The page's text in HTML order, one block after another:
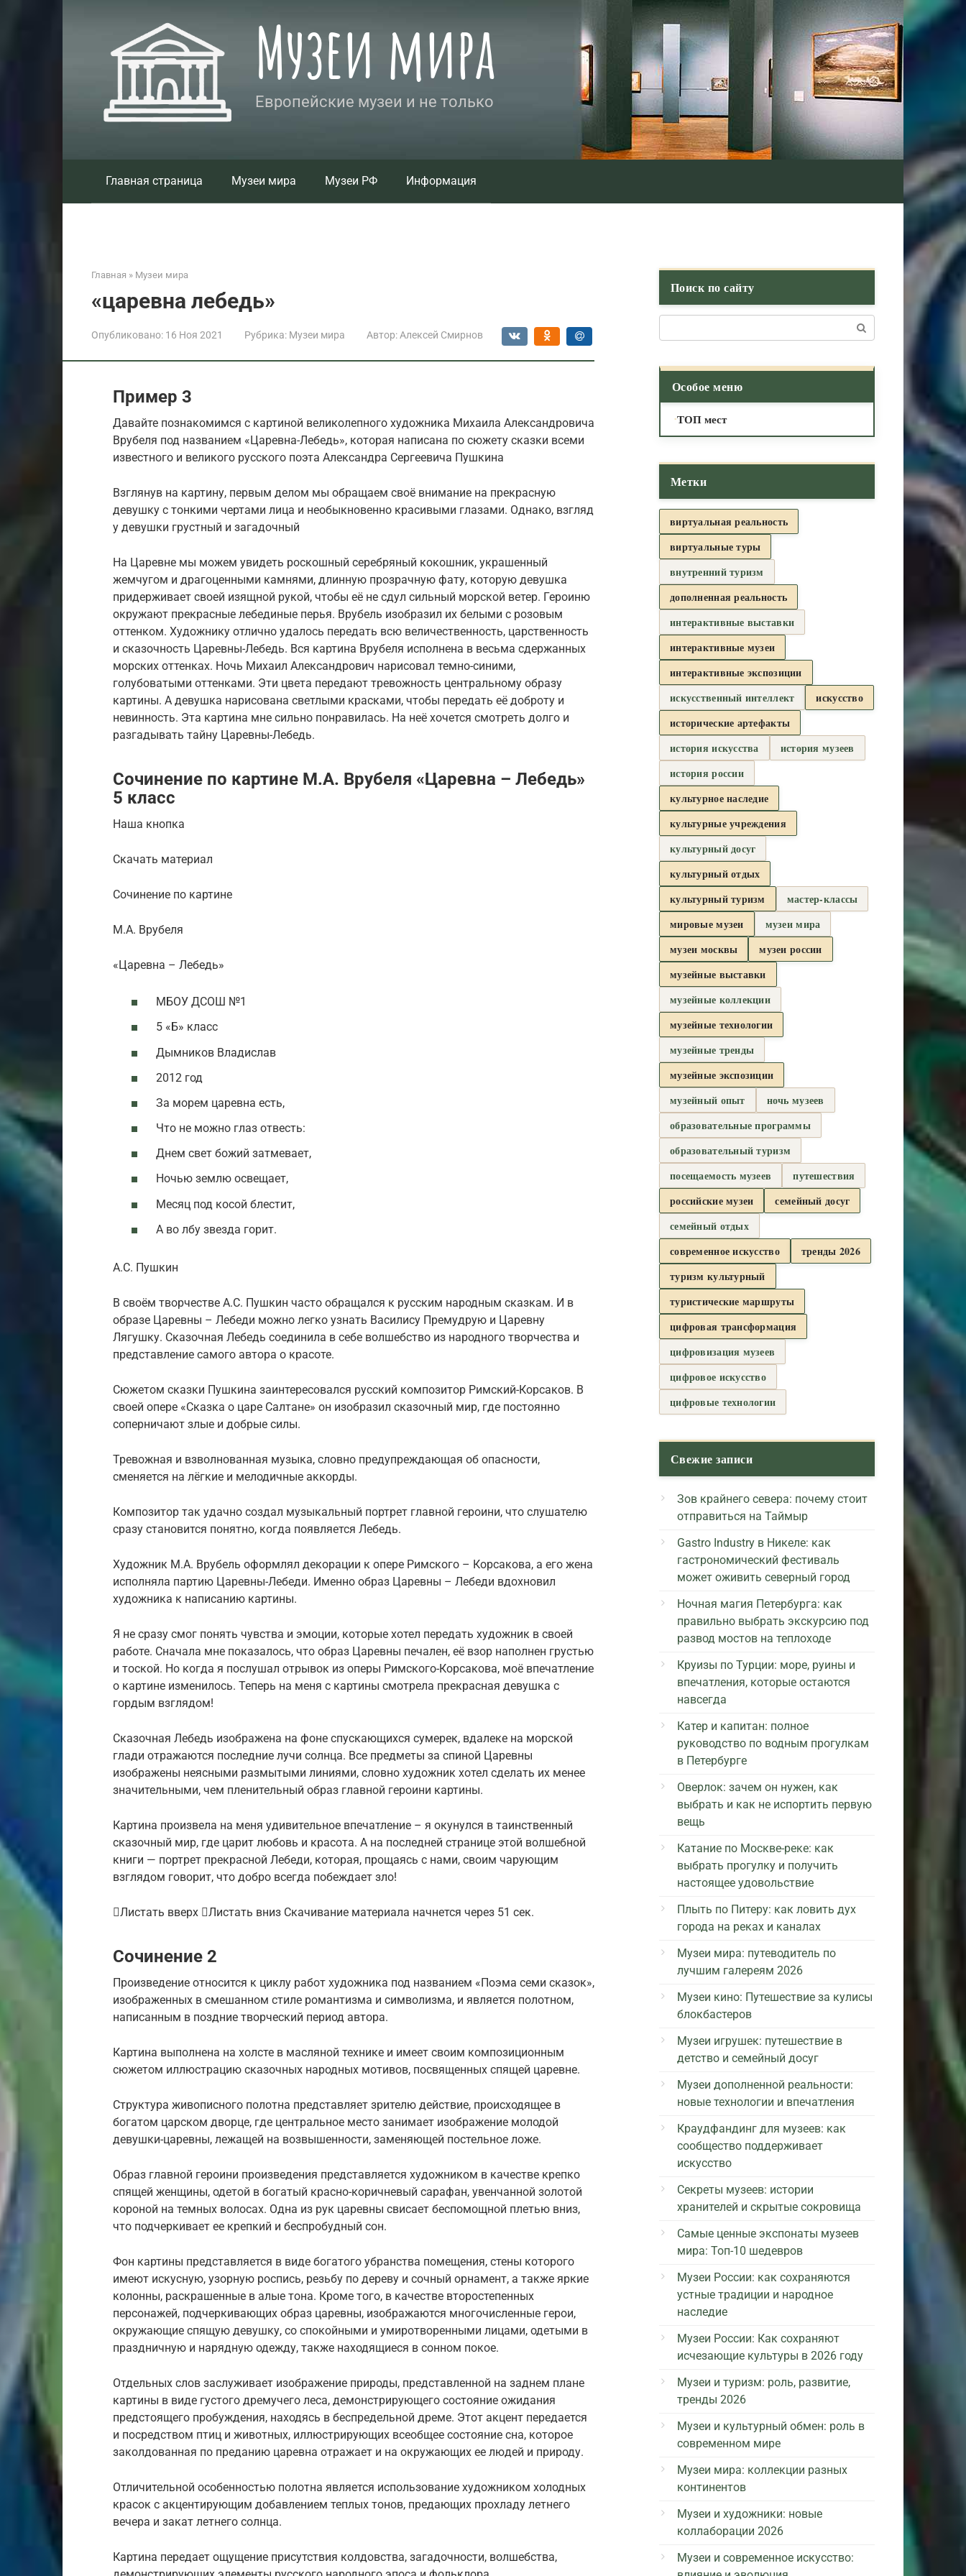
Музеи мира
Европейские музеи и не только
Главная страница Музеи мира Музеи РФ Информация
Главная » Музеи мира
«царевна лебедь»
Опубликовано: 16 Ноя 2021 Рубрика: Музеи мира Автор: Алексей Смирнов
Пример 3
Давайте познакомимся с картиной великолепного художника Михаила Александровича
Врубеля под названием «Царевна-Лебедь», которая написана по сюжету сказки всеми
известного и великого русского поэта Александра Сергеевича Пушкина
Взглянув на картину, первым делом мы обращаем своё внимание на прекрасную
девушку с тонкими чертами лица и необыкновенно красивыми глазами. Однако, взгляд
у девушки грустный и загадочный
На Царевне мы можем увидеть роскошный серебряный кокошник, украшенный
жемчугом и драгоценными камнями, длинную прозрачную фату, которую девушка
придерживает своей изящной рукой, чтобы её не сдул сильный морской ветер. Героиню
окружают прекрасные лебединые перья. Врубель изобразил их белыми с розовым
оттенком. Художнику отлично удалось передать всю величественность, царственность
и сказочность Царевны-Лебедь. Вся картина Врубеля исполнена в весьма сдержанных
морских оттенках. Ночь Михаил Александрович нарисовал темно-синими,
голубоватыми оттенками. Эти цвета передают тревожность центральному образу
картины. А девушка нарисована светлыми красками, чтобы передать её доброту и
невинность. Эта картина мне сильно понравилась. На неё хочется смотреть долго и
разгадывать тайну Царевны-Лебедь.
Сочинение по картине М.А. Врубеля «Царевна – Лебедь»
5 класс
Наша кнопка
Скачать материал
Сочинение по картине
М.А. Врубеля
«Царевна – Лебедь»
МБОУ ДСОШ №1
5 «Б» класс
Дымников Владислав
2012 год
За морем царевна есть,
Что не можно глаз отвесть:
Днем свет божий затмевает,
Ночью землю освещает,
Месяц под косой блестит,
А во лбу звезда горит.
А.С. Пушкин
В своём творчестве А.С. Пушкин часто обращался к русским народным сказкам. И в
образе Царевны – Лебеди можно легко узнать Василису Премудрую и Царевну
Лягушку. Сказочная Лебедь соединила в себе волшебство из народного творчества и
представление самого автора о красоте.
Сюжетом сказки Пушкина заинтересовался русский композитор Римский-Корсаков. В
своей опере «Сказка о царе Салтане» он изобразил сказочный мир, где постоянно
соперничают злые и добрые силы.
Тревожная и взволнованная музыка, словно предупреждающая об опасности,
сменяется на лёгкие и мелодичные аккорды.
Композитор так удачно создал музыкальный портрет главной героини, что слушателю
сразу становится понятно, когда появляется Лебедь.
Художник М.А. Врубель оформлял декорации к опере Римского – Корсакова, а его жена
исполняла партию Царевны-Лебеди. Именно образ Царевны – Лебеди вдохновил
художника к написанию картины.
Я не сразу смог понять чувства и эмоции, которые хотел передать художник в своей
работе. Сначала мне показалось, что образ Царевны печален, её взор наполнен грустью
и тоской. Но когда я послушал отрывок из оперы Римского-Корсакова, моё впечатление
о картине изменилось. Теперь на меня с картины смотрела прекрасная девушка с
гордым взглядом!
Сказочная Лебедь изображена на фоне спускающихся сумерек, вдалеке на морской
глади отражаются последние лучи солнца. Все предметы за спиной Царевны
изображены неясными размытыми линиями, словно художник хотел сделать их менее
значительными, чем пленительный образ главной героини картины.
Картина произвела на меня удивительное впечатление – я окунулся в таинственный
сказочный мир, где царит любовь и красота. А на последней странице этой волшебной
книги — портрет прекрасной Лебеди, которая, прощаясь с нами, своим чарующим
взглядом говорит, что добро всегда побеждает зло!
Листать вверх Листать вниз Скачивание материала начнется через 51 сек.
Сочинение 2
Произведение относится к циклу работ художника под названием «Поэма семи сказок»,
изображенных в смешанном стиле романтизма и символизма, и является полотном,
написанным в поздние творческий период автора.
Картина выполнена на холсте в масляной технике и имеет своим композиционным
сюжетом иллюстрацию сказочных народных мотивов, посвященных спящей царевне.
Структура живописного полотна представляет зрителю действие, происходящее в
богатом царском дворце, где центральное место занимает изображение молодой
девушки-царевны, лежащей на возвышенности, заменяющей постельное ложе.
Образ главной героини произведения представляется художником в качестве крепко
спящей женщины, одетой в богатый красно-коричневый сарафан, увенчанной золотой
короной на темных волосах. Одна из рук царевны свисает беспомощной плетью вниз,
что подчеркивает ее крепкий и беспробудный сон.
Фон картины представляется в виде богатого убранства помещения, стены которого
имеют искусную, узорную роспись, резьбу по дереву и сочный орнамент, а также яркие
колонны, раскрашенные в алые тона. Кроме того, в качестве второстепенных
персонажей, подчеркивающих образ царевны, изображаются многочисленные герои,
окружающие спящую девушку, со спокойными и умиротворенными лицами, одетыми в
праздничную и нарядную одежду, также находящиеся в сонном покое.
Отдельных слов заслуживает изображение природы, представленной на заднем плане
картины в виде густого дремучего леса, демонстрирующего состояние ожидания
предстоящего пробуждения, находясь в беспредельной дреме. Этот акцент передается
и посредством птиц и животных, иллюстрирующих всеобщее состояние сна, которое
заколдованная по преданию царевна отражает и на окружающих ее людей и природу.
Отличительной особенностью полотна является использование художником холодных
красок с акцентирующим добавлением теплых тонов, предающих прохладу летнего
вечера и закат летнего солнца.
Картина передает ощущение присутствия колдовства, загадочности, волшебства,
Поиск по сайту
Особое меню
ТОП мест
Метки
виртуальная реальность
виртуальные туры
внутренний туризм
дополненная реальность
интерактивные выставки
интерактивные музеи
интерактивные экспозиции
искусственный интеллект
искусство
исторические артефакты
история искусства
история музеев
история россии
культурное наследие
культурные учреждения
культурный досуг
культурный отдых
культурный туризм
мастер-классы
мировые музеи
музеи мира
музеи москвы
музеи россии
музейные выставки
музейные коллекции
музейные технологии
музейные тренды
музейные экспозиции
музейный опыт
ночь музеев
образовательные программы
образовательный туризм
посещаемость музеев
путешествия
российские музеи
семейный досуг
семейный отдых
современное искусство
тренды 2026
туризм культурный
туристические маршруты
цифровая трансформация
цифровизация музеев
цифровое искусство
цифровые технологии
Свежие записи
Зов крайнего севера: почему стоит
отправиться на Таймыр
Gastro Industry в Никеле: как
гастрономический фестиваль
может оживить северный город
Ночная магия Петербурга: как
правильно выбрать экскурсию под
развод мостов на теплоходе
Круизы по Турции: море, руины и
впечатления, которые остаются
навсегда
Катер и капитан: полное
руководство по водным прогулкам
в Петербурге
Оверлок: зачем он нужен, как
выбрать и как не испортить первую
вещь
Катание по Москве-реке: как
выбрать прогулку и получить
настоящее удовольствие
Плыть по Питеру: как ловить дух
города на реках и каналах
Музеи мира: путеводитель по
лучшим галереям 2026
Музеи кино: Путешествие за кулисы
блокбастеров
Музеи игрушек: путешествие в
детство и семейный досуг
Музеи дополненной реальности:
новые технологии и впечатления
Краудфандинг для музеев: как
сообщество поддерживает
искусство
Секреты музеев: истории
хранителей и скрытые сокровища
Самые ценные экспонаты музеев
мира: Топ-10 шедевров
Музеи России: как сохраняются
устные традиции и народное
наследие
Музеи России: Как сохраняют
исчезающие культуры в 2026 году
Музеи и туризм: роль, развитие,
тренды 2026
Музеи и культурный обмен: роль в
современном мире
Музеи мира: коллекции разных
континентов
Музеи и художники: новые
коллаборации 2026
Музеи и современное искусство: